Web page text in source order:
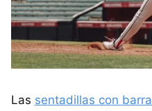
Las sentadillas con barra